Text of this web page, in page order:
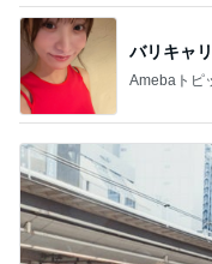
バリキャ
Amebaトピ